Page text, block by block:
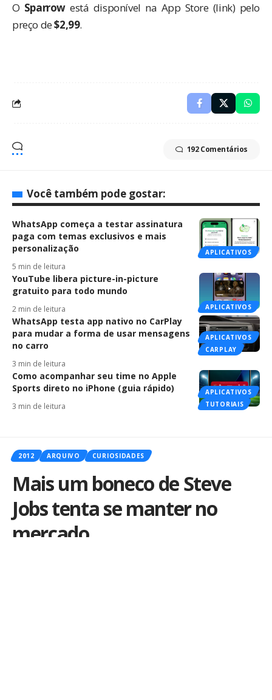
O Sparrow está disponível na App Store (link) pelo
preço de$2,99.
192 Comentários
Você também pode gostar:
APLICATIVOS
WhatsApp começa a testar assinatura
paga com temas exclusivos e mais
personalização
5 min de leitura
APLICATIVOS
YouTube libera picture-in-picture
gratuito para todo mundo
2 min de leitura
APLICATIVOS
CARPLAY
WhatsApp testa app nativo no CarPlay
para mudar a forma de usar mensagens
no carro
3 min de leitura
APLICATIVOS
TUTORIAIS
Como acompanhar seu time no Apple
Sports direto no iPhone (guia rápido)
3 min de leitura
2012 ARQUIVO CURIOSIDADES
Mais um boneco de Steve
Jobs tenta se manter no
mercado